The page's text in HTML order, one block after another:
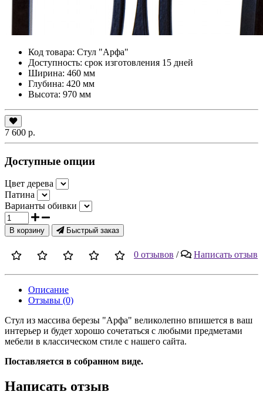
Код товара: Стул "Арфа"
Доступность: срок изготовления 15 дней
Ширина: 460 мм
Глубина: 420 мм
Высота: 970 мм
7 600 р.
Доступные опции
Цвет дерева
Патина
Варианты обивки
В корзину Быстрый заказ
0 отзывов / Написать отзыв
Описание
Отзывы (0)
Стул из массива березы "Арфа" великолепно впишется в ваш
интерьер и будет хорошо сочетаться с любыми предметами
мебели в классическом стиле с нашего сайта.
Поставляется в собранном виде.
Написать отзыв